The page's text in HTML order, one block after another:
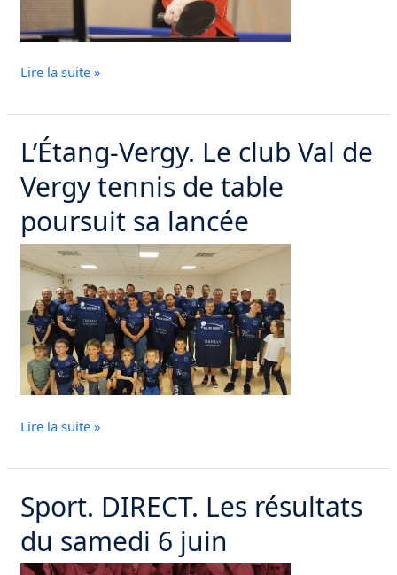
d’Oriens
Lire la suite »
L’Étang-Vergy. Le club Val de
Vergy tennis de table
poursuit sa lancée
L’Étang-
Vergy.
Le
Val
de
Vergy
tennis
de
table
poursuit
sa
Lire la suite »
Sport. DIRECT. Les résultats
du samedi 6 juin
Sport.
DIRECT.
Les
résultats